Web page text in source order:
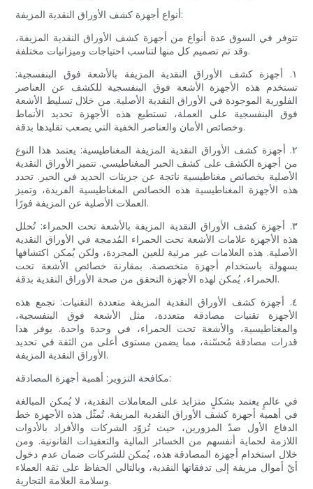
أنواع أجهزة كشف الأوراق النقدية المزيفة:
تتوفر في السوق عدة أنواع من أجهزة كشف الأوراق النقدية المزيفة،
وقد تم تصميم كل منها لتناسب احتياجات وميزانيات مختلفة.
١. أجهزة كشف الأوراق النقدية المزيفة بالأشعة فوق البنفسجية:
تستخدم هذه الأجهزة الأشعة فوق البنفسجية للكشف عن العناصر
الفلورية الموجودة في الأوراق النقدية الأصلية. من خلال تسليط الأشعة
فوق البنفسجية على العملة، تستطيع هذه الأجهزة تحديد الأنماط
وخصائص الأمان والعناصر الخفية التي يصعب تقليدها بدقة.
٢. أجهزة كشف الأوراق النقدية المزيفة المغناطيسية: يعتمد هذا النوع
من أجهزة الكشف على كشف الحبر المغناطيسي. تتميز الأوراق النقدية
الأصلية بخصائص مغناطيسية ناتجة عن جزيئات الحديد في الحبر. تحدد
هذه الأجهزة المغناطيسية هذه الخصائص المغناطيسية الفريدة، وتميز
العملات الأصلية عن المزيفة فورًا.
٣. أجهزة كشف الأوراق النقدية المزيفة بالأشعة تحت الحمراء: تُحلل
هذه الأجهزة علامات الأشعة تحت الحمراء المُدمجة في الأوراق النقدية
الأصلية. هذه العلامات غير مرئية للعين المجردة، ولكن يُمكن اكتشافها
بسهولة باستخدام أجهزة متخصصة. بمقارنة خصائص الأشعة تحت
الحمراء، يُمكن لهذه الأجهزة التحقق من صحة الأوراق النقدية بدقة.
٤. أجهزة كشف الأوراق النقدية المزيفة متعددة التقنيات: تجمع هذه
الأجهزة تقنيات مصادقة متعددة، مثل الأشعة فوق البنفسجية،
والمغناطيسية، والأشعة تحت الحمراء، في وحدة واحدة. يوفر هذا
قدرات مصادقة مُحسّنة، مما يضمن مستوى أعلى من الثقة في تحديد
الأوراق النقدية المزيفة.
مكافحة التزوير: أهمية أجهزة المصادقة:
في عالمٍ يعتمد بشكلٍ متزايد على المعاملات النقدية، لا يُمكن المبالغة
في أهمية أجهزة كشف الأوراق النقدية المزيفة. تُمثّل هذه الأجهزة خط
الدفاع الأول ضدّ المزورين، حيث تُزوّد ​​الشركات والأفراد بالأدوات
اللازمة لحماية أنفسهم من الخسائر المالية والتعقيدات القانونية. ومن
خلال استخدام أجهزة المصادقة هذه، يُمكن للشركات ضمان عدم دخول
أيّ أموال مزيفة إلى تدفقاتها النقدية، وبالتالي الحفاظ على ثقة العملاء
وسلامة العلامة التجارية.